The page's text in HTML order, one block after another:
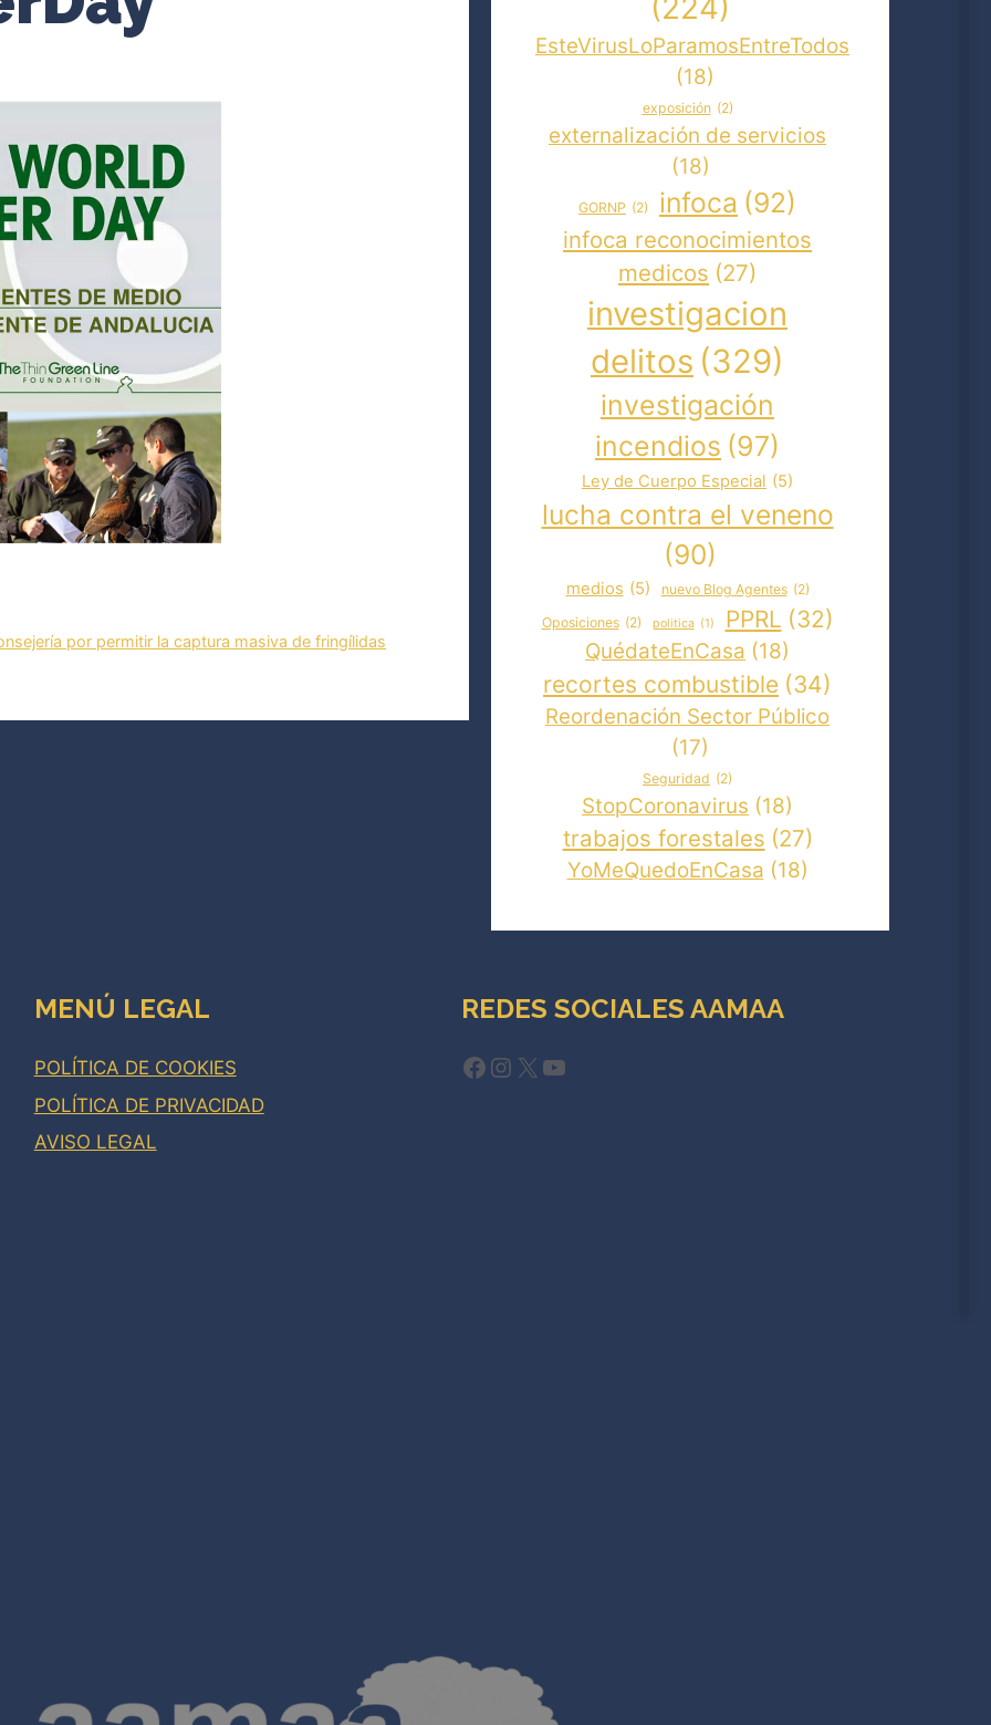
por permitir la captura masiva de fringílidas
(224)
EsteVirusLoParamosEntreTodos
(18)
exposición (2)
externalización de servicios
(18)
GORNP (2) infoca (92)
infoca reconocimientos
medicos (27)
investigacion
delitos (329)
investigación
incendios (97)
Ley de Cuerpo Especial (5)
lucha contra el veneno
(90)
medios (5) nuevo Blog Agentes (2)
Oposiciones (2) politica (1) PPRL (32)
QuédateEnCasa (18)
recortes combustible (34)
Reordenación Sector Público
(17)
Seguridad (2)
StopCoronavirus (18)
trabajos forestales (27)
YoMeQuedoEnCasa (18)
MENÚ LEGAL
POLÍTICA DE COOKIES
POLÍTICA DE PRIVACIDAD
AVISO LEGAL
REDES SOCIALES AAMAA
Facebook
Instagram
X YouTube